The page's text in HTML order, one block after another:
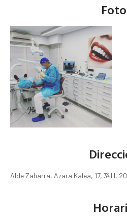
Foto
Alde Zaharra, Azara Kalea, 17, 3º H,